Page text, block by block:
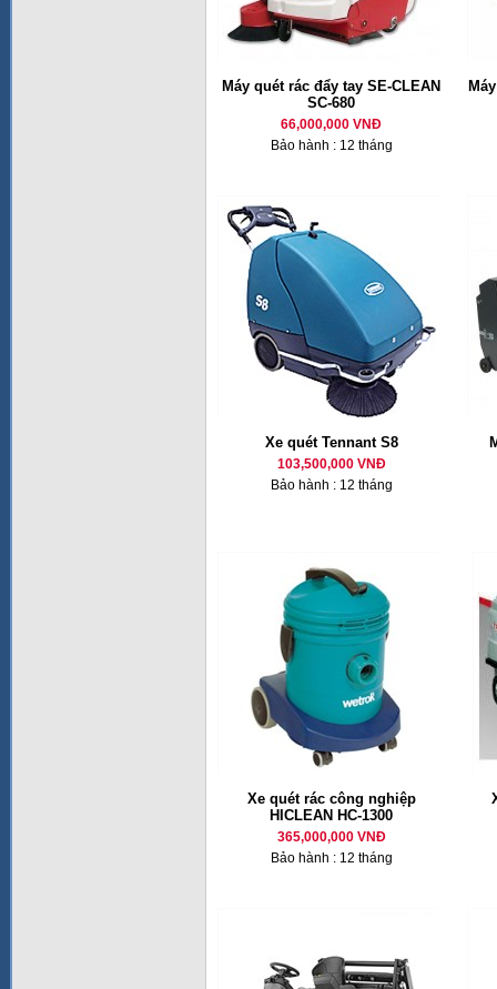
Máy quét rác đẩy tay SE-CLEAN
SC-680
66,000,000 VNĐ
Bảo hành : 12 tháng
Xe quét Tennant S8
103,500,000 VNĐ
Bảo hành : 12 tháng
Xe quét rác công nghiệp
HICLEAN HC-1300
365,000,000 VNĐ
Bảo hành : 12 tháng